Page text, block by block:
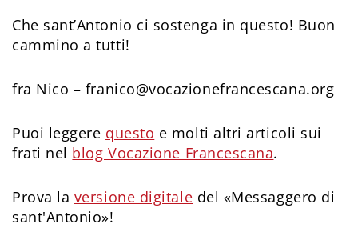
Che sant’Antonio ci sostenga in questo! Buon
cammino a tutti!
fra Nico – franico@vocazionefrancescana.org
Puoi leggere questo e molti altri articoli sui
frati nel blog Vocazione Francescana.
Prova la versione digitale del «Messaggero di
sant'Antonio»!